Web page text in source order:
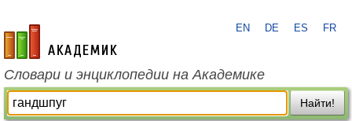
academic.ru
EN DE ES FR
Словари и энциклопедии на Академике
Найти!